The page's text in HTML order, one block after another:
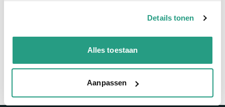
Details tonen
Alles toestaan
Aanpassen
Neem contact met ons op